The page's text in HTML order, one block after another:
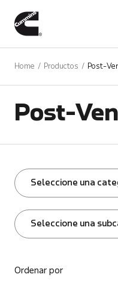
Home Productos Post-
Post-
Seleccione una
Seleccione una
Ordenar por